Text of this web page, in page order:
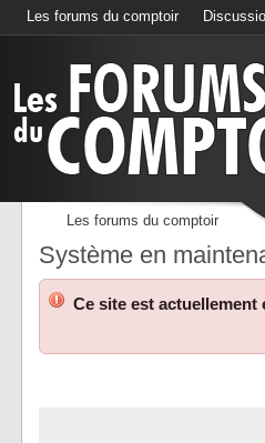
Les forums du comptoir
Les forums du comptoir
Système en
Ce site est actuellement